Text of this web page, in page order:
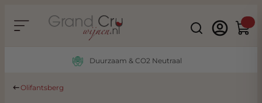
Search
Duurzaam & CO2 Neutraal
Olifantsberg